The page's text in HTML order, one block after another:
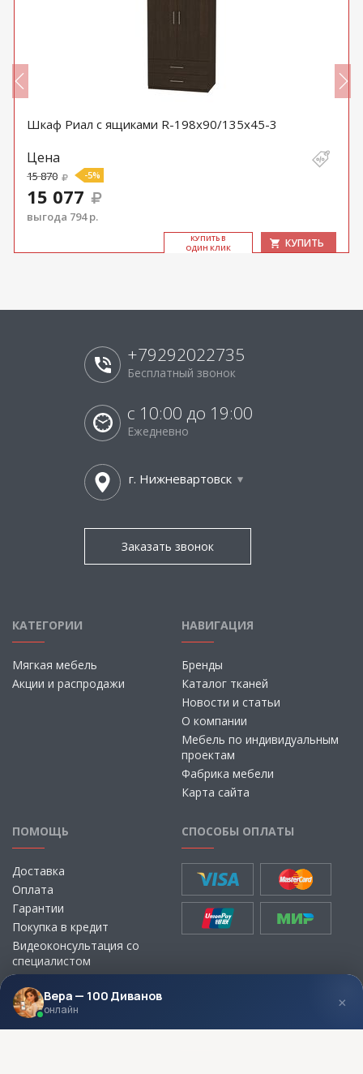
Шкаф Риал с ящиками R-198х90/135х45-3
Цена
15 870 -5%
15 077
выгода 794 р.
КУ­ПИТЬ В
ОДИН КЛИК
КУПИТЬ
+79292022735
Бесплатный звонок
с 10:00 до 19:00
Ежедневно
г. Нижневартовск
Заказать звонок
КАТЕГОРИИ
Мягкая мебель
Акции и распродажи
НАВИГАЦИЯ
Бренды
Каталог тканей
Новости и статьи
О компании
Мебель по индивидуальным
проектам
Фабрика мебели
Карта сайта
ПОМОЩЬ
Доставка
Оплата
Гарантии
Покупка в кредит
Видеоконсультация со
специалистом
Выбор ткани для мебели без
визита в магазин
СПОСОБЫ ОПЛАТЫ
МЫ В СОЦСЕТЯХ КОНТАКТЫ
Вера — 100 Диванов
онлайн ×